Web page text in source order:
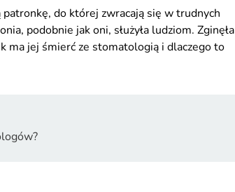
do której zwracają się w trudnych
podobnie jak oni, służyła ludziom. Zginęła
ma jej śmierć ze stomatologią i dlaczego to